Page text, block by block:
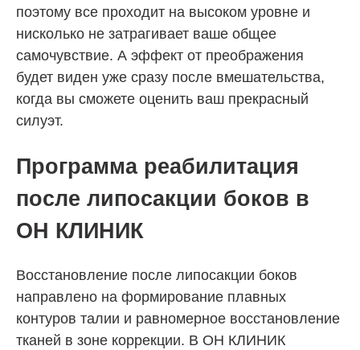
поэтому все проходит на высоком уровне и
нисколько не затрагивает ваше общее
самочувствие. А эффект от преображения
будет виден уже сразу после вмешательства,
когда вы сможете оценить ваш прекрасный
силуэт.
Программа реабилитация
после липосакции боков в
ОН КЛИНИК
Восстановление после липосакции боков
направлено на формирование плавных
контуров талии и равномерное восстановление
тканей в зоне коррекции. В ОН КЛИНИК